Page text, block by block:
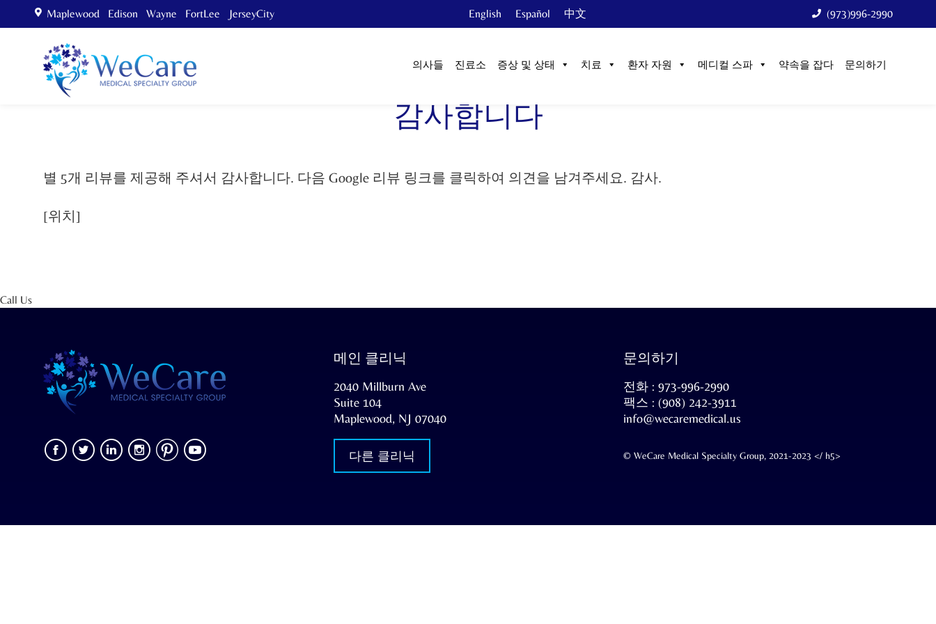
Maplewood Edison Wayne FortLee JerseyCity (973)996-2990
English Español 中文
의사들 진료소 증상 및 상태 치료 환자 자원 메디컬 스파 약속을 잡다 문의하기
감사합니다
별 5개 리뷰를 제공해 주셔서 감사합니다. 다음 Google 리뷰 링크를 클릭하여 의견을 남겨주세요. 감사.
[위치]
Call Us
메인 클리닉
2040 Millburn Ave
Suite 104
Maplewood, NJ 07040
다른 클리닉
문의하기
전화 : 973-996-2990
팩스 : (908) 242-3911
info@wecaremedical.us
© WeCare Medical Specialty Group, 2021-2023 </ h5>